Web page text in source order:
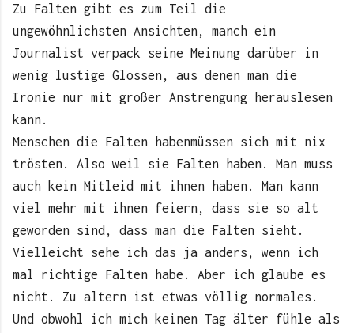
Zu Falten gibt es zum Teil die
ungewöhnlichsten Ansichten, manch ein
Journalist verpack seine Meinung darüber in
wenig lustige Glossen, aus denen man die
Ironie nur mit großer Anstrengung herauslesen
kann.
Menschen die Falten habenmüssen sich mit nix
trösten. Also weil sie Falten haben. Man muss
auch kein Mitleid mit ihnen haben. Man kann
viel mehr mit ihnen feiern, dass sie so alt
geworden sind, dass man die Falten sieht.
Vielleicht sehe ich das ja anders, wenn ich
mal richtige Falten habe. Aber ich glaube es
nicht. Zu altern ist etwas völlig normales.
Und obwohl ich mich keinen Tag älter fühle als